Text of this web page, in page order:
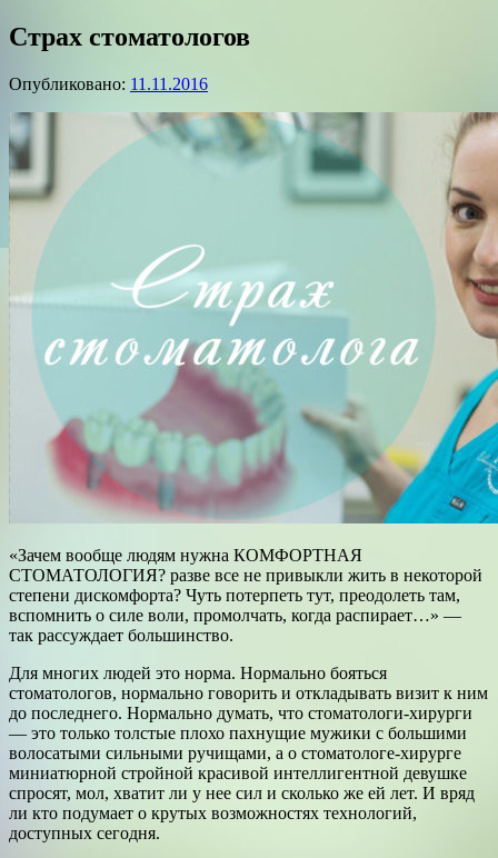
Страх стоматологов
Опубликовано: 11.11.2016
«Зачем вообще людям нужна КОМФОРТНАЯ
СТОМАТОЛОГИЯ? разве все не привыкли жить в некоторой
степени дискомфорта? Чуть потерпеть тут, преодолеть там,
вспомнить о силе воли, промолчать, когда распирает…» —
так рассуждает большинство.
Для многих людей это норма. Нормально бояться
стоматологов, нормально говорить и откладывать визит к ним
до последнего. Нормально думать, что стоматологи-хирурги
— это только толстые плохо пахнущие мужики с большими
волосатыми сильными ручищами, а о стоматологе-хирурге
миниатюрной стройной красивой интеллигентной девушке
спросят, мол, хватит ли у нее сил и сколько же ей лет. И вряд
ли кто подумает о крутых возможностях технологий,
доступных сегодня.